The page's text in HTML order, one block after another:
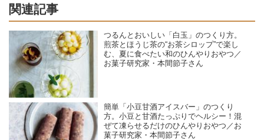
関連記事
つるんとおいしい「白玉」のつくり方。
煎茶とほうじ茶の“お茶シロップ”で楽し
む、夏に食べたい和のひんやりおやつ／
お菓子研究家・本間節子さん
簡単「小豆甘酒アイスバー」のつくり
方。小豆と甘酒たっぷりでヘルシー！混
ぜて凍らせるだけのひんやりおやつ／お
菓子研究家・本間節子さん